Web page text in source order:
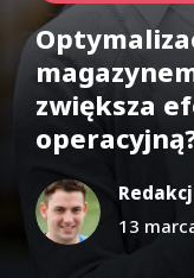
zwiększa
13